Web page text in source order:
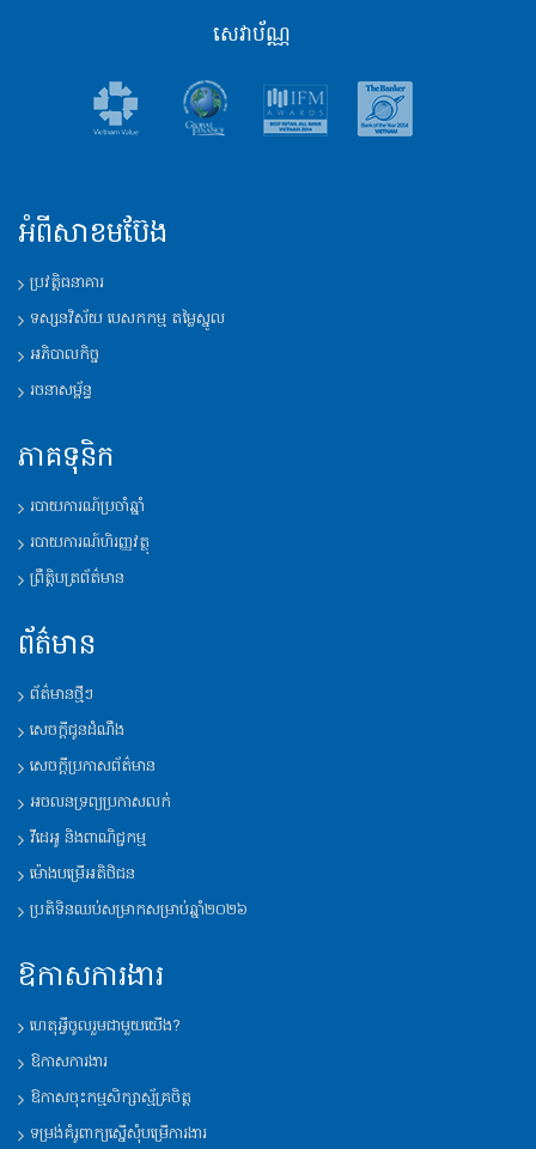
សេវាប័ណ្ណ
អំពីសាខមប៊ែង
ប្រវត្តិ​ធនាគារ
ទស្សនវិស័យ​ បេសកកម្ម តម្លៃស្នូល
អភិបាលកិច្ច
រចនាសម្ព័ន្ធ​
ភាគទុនិក
របាយការណ៍​ប្រចាំឆ្នាំ
របាយការណ៍​ហិរញ្ញវត្ថុ
ព្រឹត្តិបត្រព័ត៌មាន
ព័ត៌មាន
ព័ត៌មានថ្មីៗ
សេចក្តីជូនដំណឹង
សេចក្តីប្រកាសព័ត៌មាន
អចលនទ្រព្យប្រកាសលក់
វីដេអូ និង​ពាណិជ្ជកម្ម
ម៉ោង​បម្រើ​អតិថិជន
ប្រតិទិន​ឈប់​សម្រាក​សម្រាប់​ឆ្នាំ​២០២៦
ឱកាសការងារ
ហេតុអ្វីចូលរួមជាមួយយើង?
ឱកាសការងារ
ឱកាសចុះកម្មសិក្សាស្ម័គ្រចិត្ត
ទម្រង់គំរូពាក្យ​ស្នើ​សុំ​បម្រើ​ការងារ